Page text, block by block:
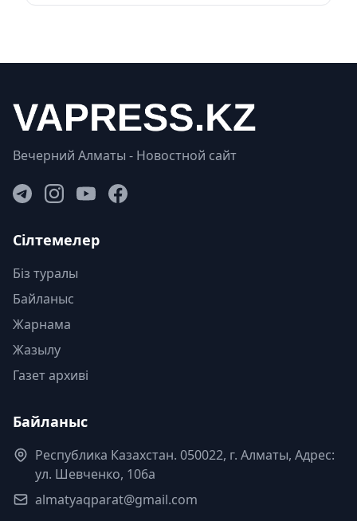
Вечерний Алматы - Новостной сайт
Сілтемелер
Біз туралы
Байланыс
Жарнама
Жазылу
Газет архиві
Байланыс
Республика Казахстан. 050022, г. Алматы, Адрес:
ул. Шевченко, 106а
almatyaqparat@gmail.com